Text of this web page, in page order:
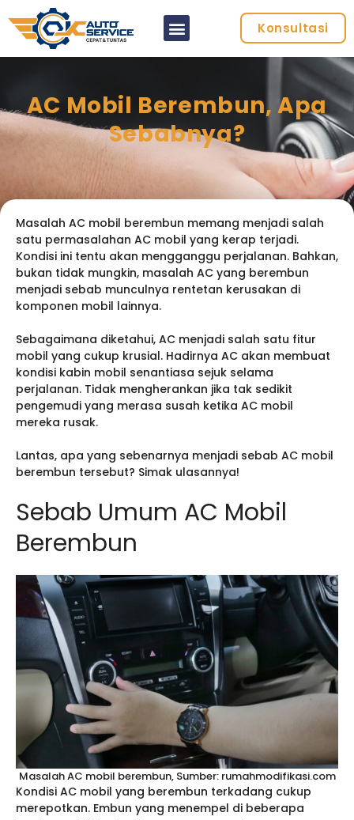
Konsultasi
AC Mobil Berembun, Apa
Sebabnya?
Masalah AC mobil berembun memang menjadi salah
satu permasalahan AC mobil yang kerap terjadi.
Kondisi ini tentu akan mengganggu perjalanan. Bahkan,
bukan tidak mungkin, masalah AC yang berembun
menjadi sebab munculnya rentetan kerusakan di
komponen mobil lainnya.
Sebagaimana diketahui, AC menjadi salah satu fitur
mobil yang cukup krusial. Hadirnya AC akan membuat
kondisi kabin mobil senantiasa sejuk selama
perjalanan. Tidak mengherankan jika tak sedikit
pengemudi yang merasa susah ketika AC mobil
mereka rusak.
Lantas, apa yang sebenarnya menjadi sebab AC mobil
berembun tersebut? Simak ulasannya!
Sebab Umum AC Mobil
Berembun
Masalah AC mobil berembun, Sumber: rumahmodifikasi.com
Kondisi AC mobil yang berembun terkadang cukup
merepotkan. Embun yang menempel di beberapa